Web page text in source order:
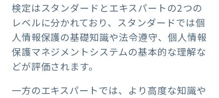
検定はスタンダードとエキスパートの2つの
レベルに分かれており、スタンダードでは個
人情報保護の基礎知識や法令遵守、個人情報
保護マネジメントシステムの基本的な理解な
どが評価されます。
一方のエキスパートでは、より高度な知識や